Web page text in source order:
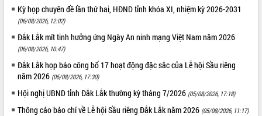
Kỳ họp thứ Hai, Hội đồng nhân dân
tỉnh khóa XI quyết nghị nhiều nội dung
quan trọng
Bí thư Tỉnh ủy Lương Nguyễn Minh
Triết thăm, tặng quà người có công với
cách mạng
Rà soát, hoàn thiện hệ thống thiết chế
văn hóa, thể thao đáp ứng yêu cầu
phát triển mới
ALBUM ẢNH
Kỳ họp chuyên đề lần thứ hai, HĐND tỉnh khóa XI, nhiệm kỳ 2026-2031
(06/08/2026, 12:02)
Đắk Lắk mít tinh hưởng ứng Ngày An ninh mạng Việt Nam năm 2026
(06/08/2026, 10:47)
Đắk Lắk họp báo công bố 17 hoạt động đặc sắc của Lễ hội Sầu riêng
năm 2026 (05/08/2026, 17:30)
Hội nghị UBND tỉnh Đắk Lắk thường kỳ tháng 7/2026 (05/08/2026, 17:18)
Thông cáo báo chí về Lễ hội Sầu riêng Đắk Lắk năm 2026 (05/08/2026, 11:17)